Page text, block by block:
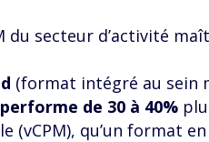
du secteur d’activité
(format intégré au sein
performe de 30 à 40%
(vCPM), qu’un format